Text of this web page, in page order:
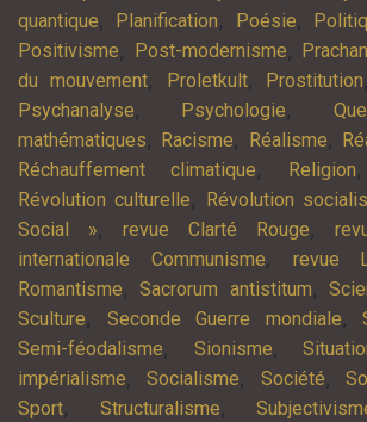
quantique, Planification, Poésie,
Positivisme, Post-modernisme,
du mouvement, Proletkult, Prostitution
Psychanalyse, Psychologie,
mathématiques, Racisme, Réalisme,
Réchauffement climatique, Religion
Révolution culturelle, Révolution
Social », revue Clarté Rouge,
internationale Communisme, revue
Romantisme,Sacrorum antistitum,
Sculture, Seconde Guerre mondiale,
Semi-féodalisme, Sionisme,
impérialisme,Socialisme, Société,
Sport, Structuralisme,